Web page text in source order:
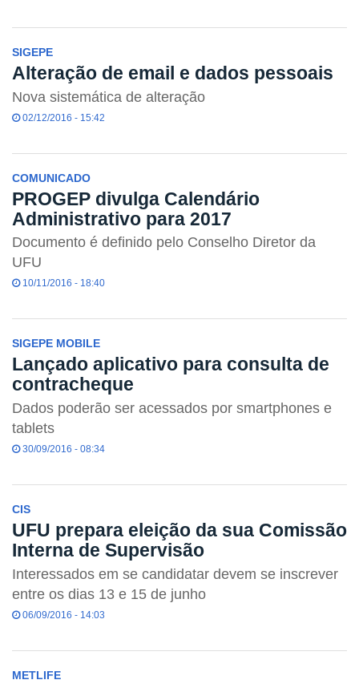
SIGEPE
Alteração de email e dados pessoais
Nova sistemática de alteração
02/12/2016 - 15:42
COMUNICADO
PROGEP divulga Calendário
Administrativo para 2017
Documento é definido pelo Conselho Diretor da
UFU
10/11/2016 - 18:40
SIGEPE MOBILE
Lançado aplicativo para consulta de
contracheque
Dados poderão ser acessados por smartphones e
tablets
30/09/2016 - 08:34
CIS
UFU prepara eleição da sua Comissão
Interna de Supervisão
Interessados em se candidatar devem se inscrever
entre os dias 13 e 15 de junho
06/09/2016 - 14:03
METLIFE